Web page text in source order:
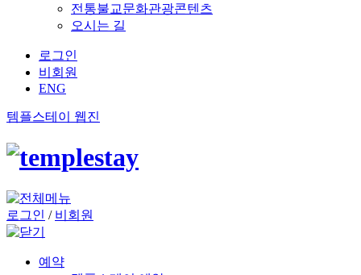
전통불교문화관광콘텐츠
오시는 길
로그인
비회원
ENG
템플스테이 웹진
로그인 / 비회원
예약